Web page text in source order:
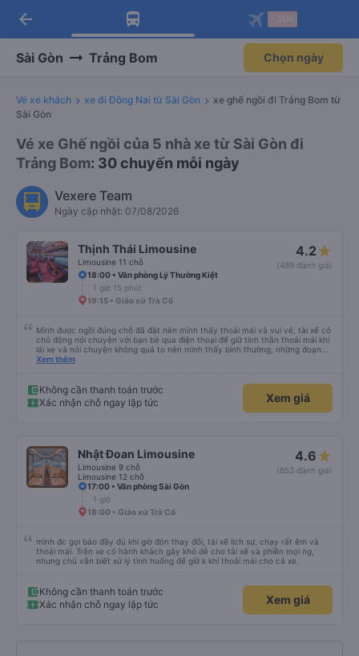
Tải app Vexere ngay!
Nhận ưu đãi thành viên độc
Mở app
Tải app Vexere
-30k/ghế khi đặt vé máy bay qua
Mở app
arrow_back
Sài Gòn Trảng Bom Chọn ngày
Vé xe khách xe đi Đồng Nai từ Sài Gòn
xe ghế ngồi đi Trảng Bom từ
Sài Gòn
Vé xe Ghế ngồi của 5 nhà xe từ Sài Gòn đi
Trảng Bom: 30 chuyến mỗi ngày
Vexere Team
Ngày cập nhật: 07/08/2026
Thịnh Thái Limousine
Limousine 11 chỗ
4.2
(489 đánh giá)
18:00 • Văn phòng Lý Thường Kiệt
1 giờ 15 phút
19:15 • Giáo xứ Trà Cổ
Mình được ngồi đúng chỗ đã đặt nên mình thấy thoải mái và vui vẻ, tài xế có
chủ động nói chuyện với bạn bè qua điện thoại để giữ tinh thần thoải mái khi
lái xe và nói chuyện không quá to nên mình thấy bình thường, những đoạn
cần tập trung như vào đường đèo thì tài xế ngừng lại để tập trung. Tài xế
sạch, thoải mái không mùi nhiều.
Xem thêm
Không cần thanh toán trước
Xác nhận chỗ ngay lập tức
Xem giá
Nhật Đoan Limousine
Limousine 9 chỗ
Limousine 12 chỗ
4.6
(653 đánh giá)
17:00 • Văn phòng Sài Gòn
1 giờ
18:00 • Giáo xứ Trà Cổ
mình đc gọi báo đầy đủ khi giờ đón thay đổi, tài xế lịch sự, chạy rất êm và
thoải mái. Trên xe có hành khách gây khó dễ cho tài xế và phiền mọi ng,
nhưng chú vẫn biết xử lý tình huống để giữ k khí thoải mái cho cả xe.
Không cần thanh toán trước
Xác nhận chỗ ngay lập tức
Xem giá